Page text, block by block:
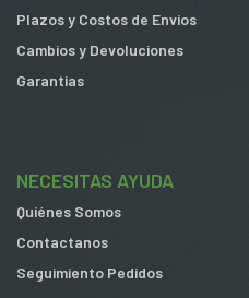
Plazos y Costos de Envios
Cambios y Devoluciones
Garantias
NECESITAS AYUDA
Quiénes Somos
Contactanos
Seguimiento Pedidos